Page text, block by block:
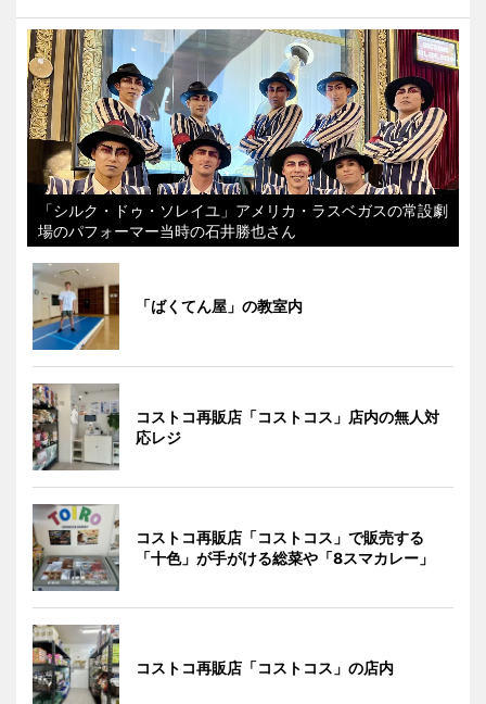
「シルク・ドゥ・ソレイユ」アメリカ・ラスベガスの常設劇
場のパフォーマー当時の石井勝也さん
「ばくてん屋」の教室内
コストコ再販店「コストコス」店内の無人対
応レジ
コストコ再販店「コストコス」で販売する
「十色」が手がける総菜や「8スマカレー」
コストコ再販店「コストコス」の店内